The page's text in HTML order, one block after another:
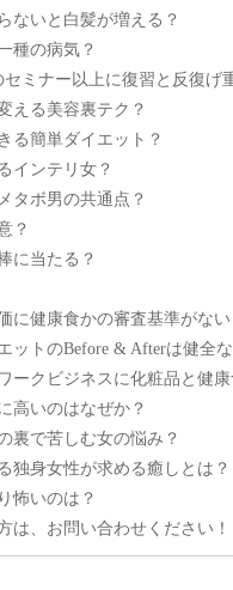
ないと白髪が増える？
種の病気？
ミナー以上に復習と反復げ
える美容裏テク？
る簡単ダイエット？
インテリ女？
タボ男の共通点？
？
に当たる？
に健康食かの審査基準がない
ットのBefore & Afterは健全な
ークビジネスに化粧品と健
高いのはなぜか？
裏で苦しむ女の悩み？
独身女性が求める癒しとは？
怖いのは？
は、お問い合わせください！